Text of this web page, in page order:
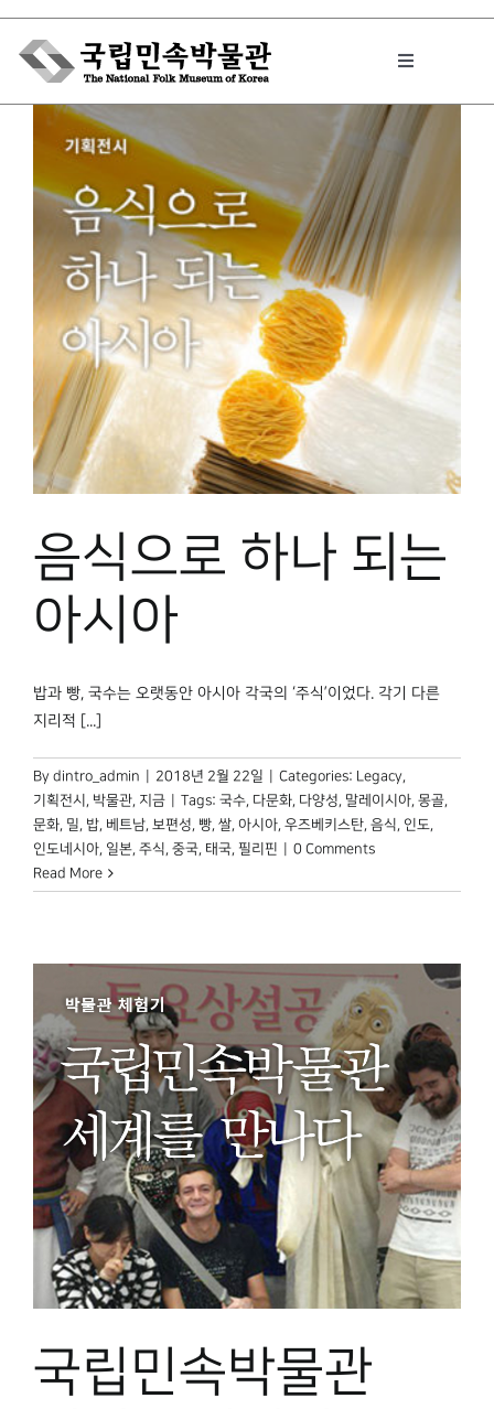
Skip
content
Toggle
박물관에서는
민속이야기
민속 인사이드
원문보기 PDF
음식으로 하나 되는
아시아
밥과 빵, 국수는 오랫동안 아시아 각국의 ‘주식’이었다. 각기 다른
지리적 [...]
By dintro_admin 2018년 2월 22일 Categories: Legacy,
기획전시 , 박물관, 지금 Tags: 국수, 다문화, 다양성, 말레이시아, 몽골,
문화, 밀, 밥, 베트남, 보편성, 빵, 쌀, 아시아, 우즈베키스탄, 음식, 인도,
인도네시아, 일본, 주식, 중국, 태국, 필리핀
0 Comments
Read More
국립민속박물관